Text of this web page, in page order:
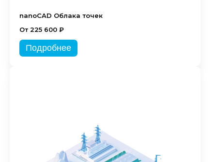
nanoCAD Облака точек
От 225 600 ₽
Подробнее